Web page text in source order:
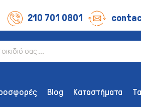
210 701 0801
Blog Καταστήματα